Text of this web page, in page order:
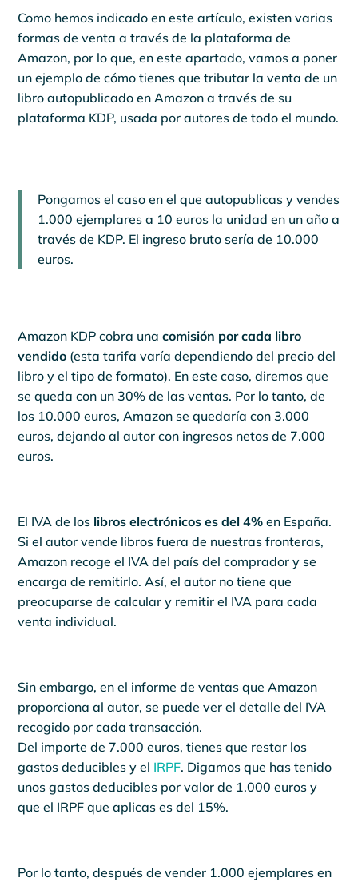
Como hemos indicado en este artículo, existen varias
formas de venta a través de la plataforma de
Amazon, por lo que, en este apartado, vamos a poner
un ejemplo de cómo tienes que tributar la venta de un
libro autopublicado en Amazon a través de su
plataforma KDP, usada por autores de todo el mundo.
Pongamos el caso en el que autopublicas y vendes
1.000 ejemplares a 10 euros la unidad en un año a
través de KDP. El ingreso bruto sería de 10.000
euros.
Amazon KDP cobra unacomisión por cada libro
vendido (esta tarifa varía dependiendo del precio del
libro y el tipo de formato). En este caso, diremos que
se queda con un 30% de las ventas. Por lo tanto, de
los 10.000 euros, Amazon se quedaría con 3.000
euros, dejando al autor con ingresos netos de 7.000
euros.
El IVA de los libros electrónicos es del 4% en España.
Si el autor vende libros fuera de nuestras fronteras,
Amazon recoge el IVA del país del comprador y se
encarga de remitirlo. Así, el autor no tiene que
preocuparse de calcular y remitir el IVA para cada
venta individual.
Sin embargo, en el informe de ventas que Amazon
proporciona al autor, se puede ver el detalle del IVA
recogido por cada transacción.
Del importe de 7.000 euros, tienes que restar los
gastos deducibles y el IRPF. Digamos que has tenido
unos gastos deducibles por valor de 1.000 euros y
que el IRPF que aplicas es del 15%.
Por lo tanto, después de vender 1.000 ejemplares en